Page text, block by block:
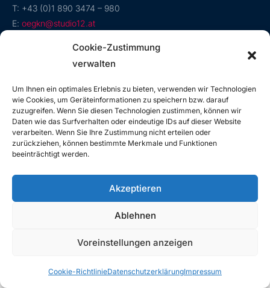
Cookie-Zustimmung
verwalten
Um Ihnen ein optimales Erlebnis zu bieten, verwenden wir Technologien
wie Cookies, um Geräteinformationen zu speichern bzw. darauf
zuzugreifen. Wenn Sie diesen Technologien zustimmen, können wir
Daten wie das Surfverhalten oder eindeutige IDs auf dieser Website
verarbeiten. Wenn Sie Ihre Zustimmung nicht erteilen oder
zurückziehen, können bestimmte Merkmale und Funktionen
beeinträchtigt werden.
Akzeptieren
Ablehnen
Voreinstellungen anzeigen
Cookie-RichtlinieDatenschutzerklärungImpressum
T: +43 (0)1 890 3474 – 980
E: oegkn@studio12.at
Impressum
Datenschutzerklärung
© Alle Rechte vorbehalten
Made by studio12 gmbh